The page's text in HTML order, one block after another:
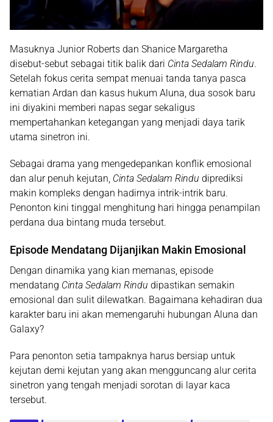
Masuknya Junior Roberts dan Shanice Margaretha
disebut-sebut sebagai titik balik dari Cinta Sedalam Rindu.
Setelah fokus cerita sempat menuai tanda tanya pasca
kematian Ardan dan kasus hukum Aluna, dua sosok baru
ini diyakini memberi napas segar sekaligus
mempertahankan ketegangan yang menjadi daya tarik
utama sinetron ini.
Sebagai drama yang mengedepankan konflik emosional
dan alur penuh kejutan, Cinta Sedalam Rindu diprediksi
makin kompleks dengan hadirnya intrik-intrik baru.
Penonton kini tinggal menghitung hari hingga penampilan
perdana dua bintang muda tersebut.
Episode Mendatang Dijanjikan Makin Emosional
Dengan dinamika yang kian memanas, episode
mendatang Cinta Sedalam Rindu dipastikan semakin
emosional dan sulit dilewatkan. Bagaimana kehadiran dua
karakter baru ini akan memengaruhi hubungan Aluna dan
Galaxy?
Para penonton setia tampaknya harus bersiap untuk
kejutan demi kejutan yang akan mengguncang alur cerita
sinetron yang tengah menjadi sorotan di layar kaca
tersebut.